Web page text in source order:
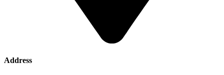
Address